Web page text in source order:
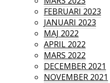
FEBRUARI 2023
JANUARI 2023
MAJ 2022
APRIL 2022
MARS 2022
DECEMBER 2021
NOVEMBER 2021